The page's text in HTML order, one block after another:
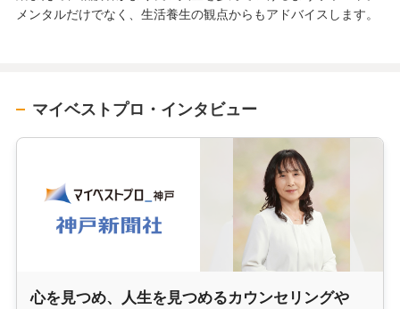
メンタルだけでなく、生活養生の観点からもアドバイスします。
マイベストプロ・インタビュー
心を見つめ、人生を見つめるカウンセリングや